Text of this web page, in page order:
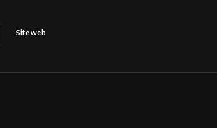
Site web